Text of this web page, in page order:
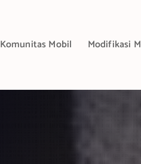
Komunitas Mobil Modifikasi